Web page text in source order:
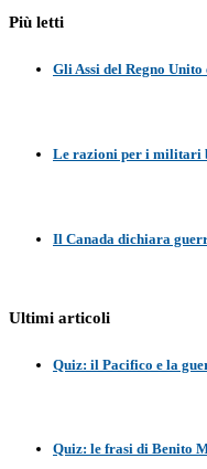
Più letti
Gli Assi del Regno
Le razioni per i militari
Il Canada dichiara
Ultimi articoli
Quiz: il Pacifico e la
Quiz: le frasi di Benito